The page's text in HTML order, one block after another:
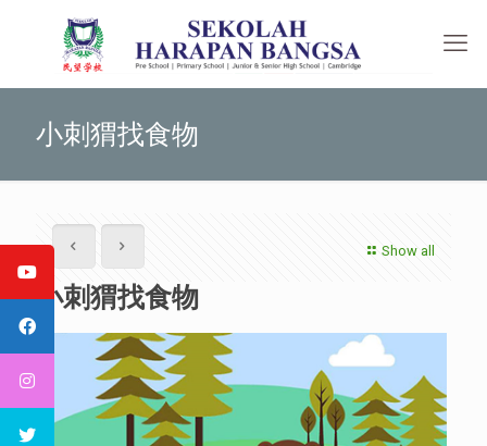
小刺猬找食物
Show all
小刺猬找食物